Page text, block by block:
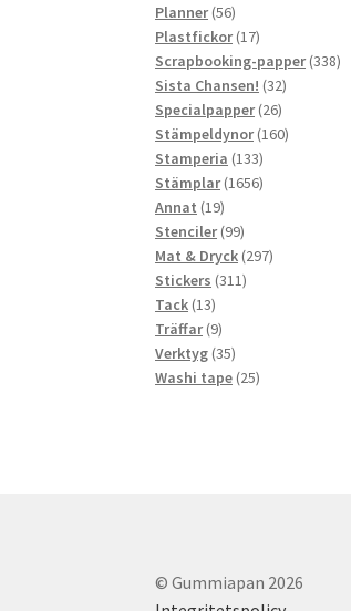
produkter
Planner 5656
produkter
Plastfickor 1717
produkter
Scrapbooking-papper 338338
Sista Chansen! 3232
Specialpapper 2626
produkter
Stämpeldynor 160160
Stamperia 133133
produkter
Stämplar 16561656
Annat 1919
produkter
Stenciler 9999
produkter
Mat & Dryck 297297
Stickers 311311
Tack 1313
produkter
Träffar 99
produkter
Verktyg 3535
produkter
Washi tape 2525
© Gummiapan 2026